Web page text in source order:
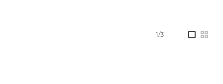
1/3